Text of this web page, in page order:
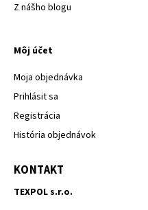
Z nášho blogu
Môj účet
Moja objednávka
Prihlásit sa
Registrácia
História objednávok
KONTAKT
TEXPOL s.r.o.